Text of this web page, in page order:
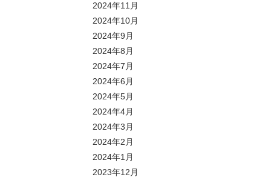
2024年11月
2024年10月
2024年9月
2024年8月
2024年7月
2024年6月
2024年5月
2024年4月
2024年3月
2024年2月
2024年1月
2023年12月